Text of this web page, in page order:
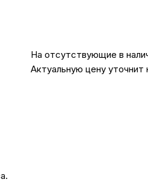
На отсутствующие в
Актуальную цену